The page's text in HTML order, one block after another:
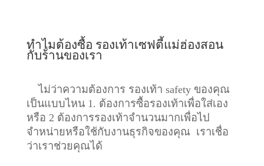
ทำไมต้องซื้อ รองเท้าเซฟตี้แม่ฮ่องสอน
กับร้านของเรา
ไม่ว่าความต้องการ รองเท้า safety ของคุณ
เป็นแบบไหน 1. ต้องการซื้อรองเท้าเพื่อใส่เอง
หรือ 2 ต้องการรองเท้าจำนวนมากเพื่อไป
จำหน่ายหรือใช้กับงานธุรกิจของคุณ เราเชื่อ
ว่าเราช่วยคุณได้